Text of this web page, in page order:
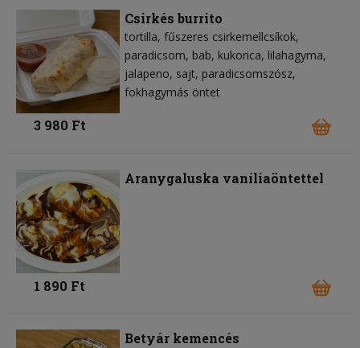
Csirkés burrito
tortilla fűszeres csirkemellcsíkok
paradicsom bab kukorica lilahagyma
jalapeno sajt paradicsomszósz
fokhagymás öntet
3 980 Ft
Aranygaluska vaníliaöntettel
1 890 Ft
Betyár kemencés